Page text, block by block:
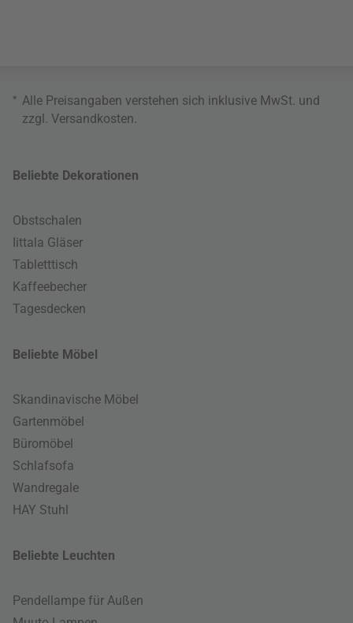
* Alle Preisangaben verstehen sich inklusive MwSt. und
zzgl. Versandkosten
Beliebte Dekorationen
Obstschalen
Iittala Gläser
Tabletttisch
Kaffeebecher
Tagesdecken
Beliebte Möbel
Skandinavische Möbel
Gartenmöbel
Büromöbel
Schlafsofa
Wandregale
HAY Stuhl
Beliebte Leuchten
Pendellampe für Außen